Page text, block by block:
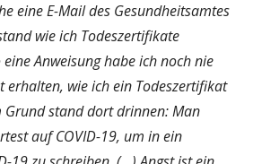
eine E-Mail des Gesundheitsamtes
wie ich Todeszertifikate
Anweisung habe ich noch nie
erhalten, wie ich ein Todeszertifikat
Grund stand dort drinnen: Man
auf COVID-19, um in ein